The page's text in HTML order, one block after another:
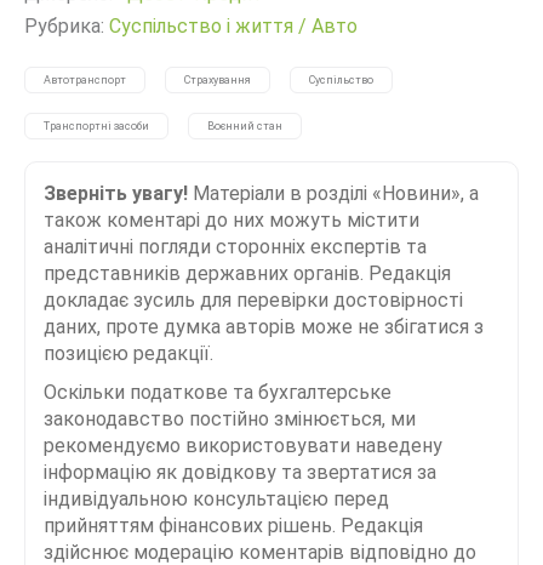
Рубрика: Суспільство і життя / Авто
Автотранспорт Страхування Суспільство
Транспортні засоби Воєнний стан
Зверніть увагу! Матеріали в розділі «Новини», а
також коментарі до них можуть містити
аналітичні погляди сторонніх експертів та
представників державних органів. Редакція
докладає зусиль для перевірки достовірності
даних, проте думка авторів може не збігатися з
позицією редакції.
Оскільки податкове та бухгалтерське
законодавство постійно змінюється, ми
рекомендуємо використовувати наведену
інформацію як довідкову та звертатися за
індивідуальною консультацією перед
прийняттям фінансових рішень. Редакція
здійснює модерацію коментарів відповідно до